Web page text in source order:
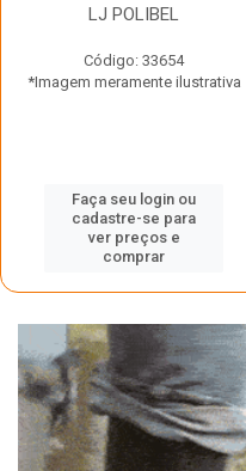
LJ POLIBEL
Código: 33654
*Imagem meramente ilustrativa
Faça seu login ou
cadastre-se para
ver preços e
comprar